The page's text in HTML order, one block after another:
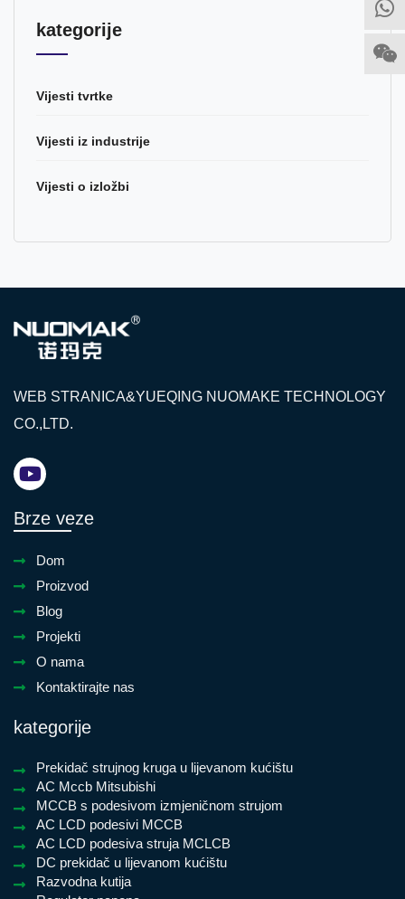
kategorije
Vijesti tvrtke
Vijesti iz industrije
Vijesti o izložbi
WEB STRANICA&YUEQING NUOMAKE TECHNOLOGY
CO.,LTD.
Brze veze
Dom
Proizvod
Blog
Projekti
O nama
Kontaktirajte nas
kategorije
Prekidač strujnog kruga u lijevanom kućištu
AC Mccb Mitsubishi
MCCB s podesivom izmjeničnom strujom
AC LCD podesivi MCCB
AC LCD podesiva struja MCLCB
DC prekidač u lijevanom kućištu
Razvodna kutija